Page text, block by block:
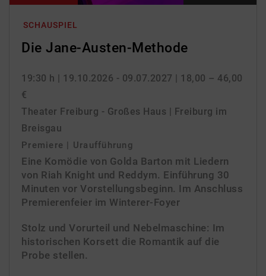
SCHAUSPIEL
Die Jane-Austen-Methode
19:30 h | 19.10.2026 - 09.07.2027 | 18,00 – 46,00
€
Theater Freiburg - Großes Haus | Freiburg im
Breisgau
Premiere | Uraufführung
Eine Komödie von Golda Barton mit Liedern
von Riah Knight und Reddym. Einführung 30
Minuten vor Vorstellungsbeginn. Im Anschluss
Premierenfeier im Winterer-Foyer
Stolz und Vorurteil und Nebelmaschine: Im
historischen Korsett die Romantik auf die
Probe stellen.